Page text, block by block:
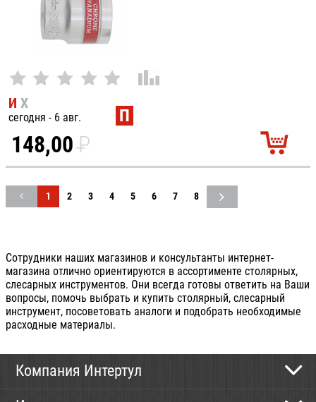
И Х
сегодня - 6 авг. П
148,00P
УБ.
1 2 3 4 5 6 7 8
Сотрудники наших магазинов и консультанты интернет-
магазина отлично ориентируются в ассортименте столярных,
слесарных инструментов. Они всегда готовы ответить на Ваши
вопросы, помочь выбрать и купить столярный, слесарный
инструмент, посоветовать аналоги и подобрать необходимые
расходные материалы.
Компания Интертул